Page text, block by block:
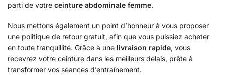
parti de votre ceinture abdominale femme.
Nous mettons également un point d’honneur à vous proposer
une politique de retour gratuit, afin que vous puissiez acheter
en toute tranquillité. Grâce à une livraison rapide, vous
recevrez votre ceinture dans les meilleurs délais, prête à
transformer vos séances d’entraînement.